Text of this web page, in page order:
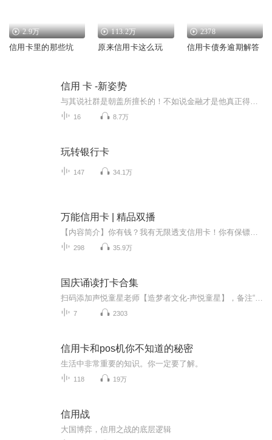
2.9万
信用卡里的那些坑
113.2万
原来信用卡这么玩
2378
信用卡债务逾期解答
信用 卡 -新姿势
16 8.7万
玩转银行卡
147 34.1万
万能信用卡 | 精品双播
298 35.9万
国庆诵读打卡合集
7 2303
信用卡和pos机你不知道的秘密
生活中非常重要的知识。你一定要了解。
118 19万
信用战
大国博弈，信用之战的底层逻辑